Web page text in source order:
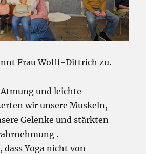
Frau Wolff-Dittrich zu.
und leichte
wir unsere Muskeln,
Gelenke und stärkten
.
Yoga nicht von